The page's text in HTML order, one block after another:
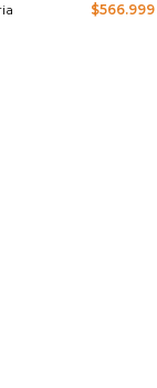
$566.999